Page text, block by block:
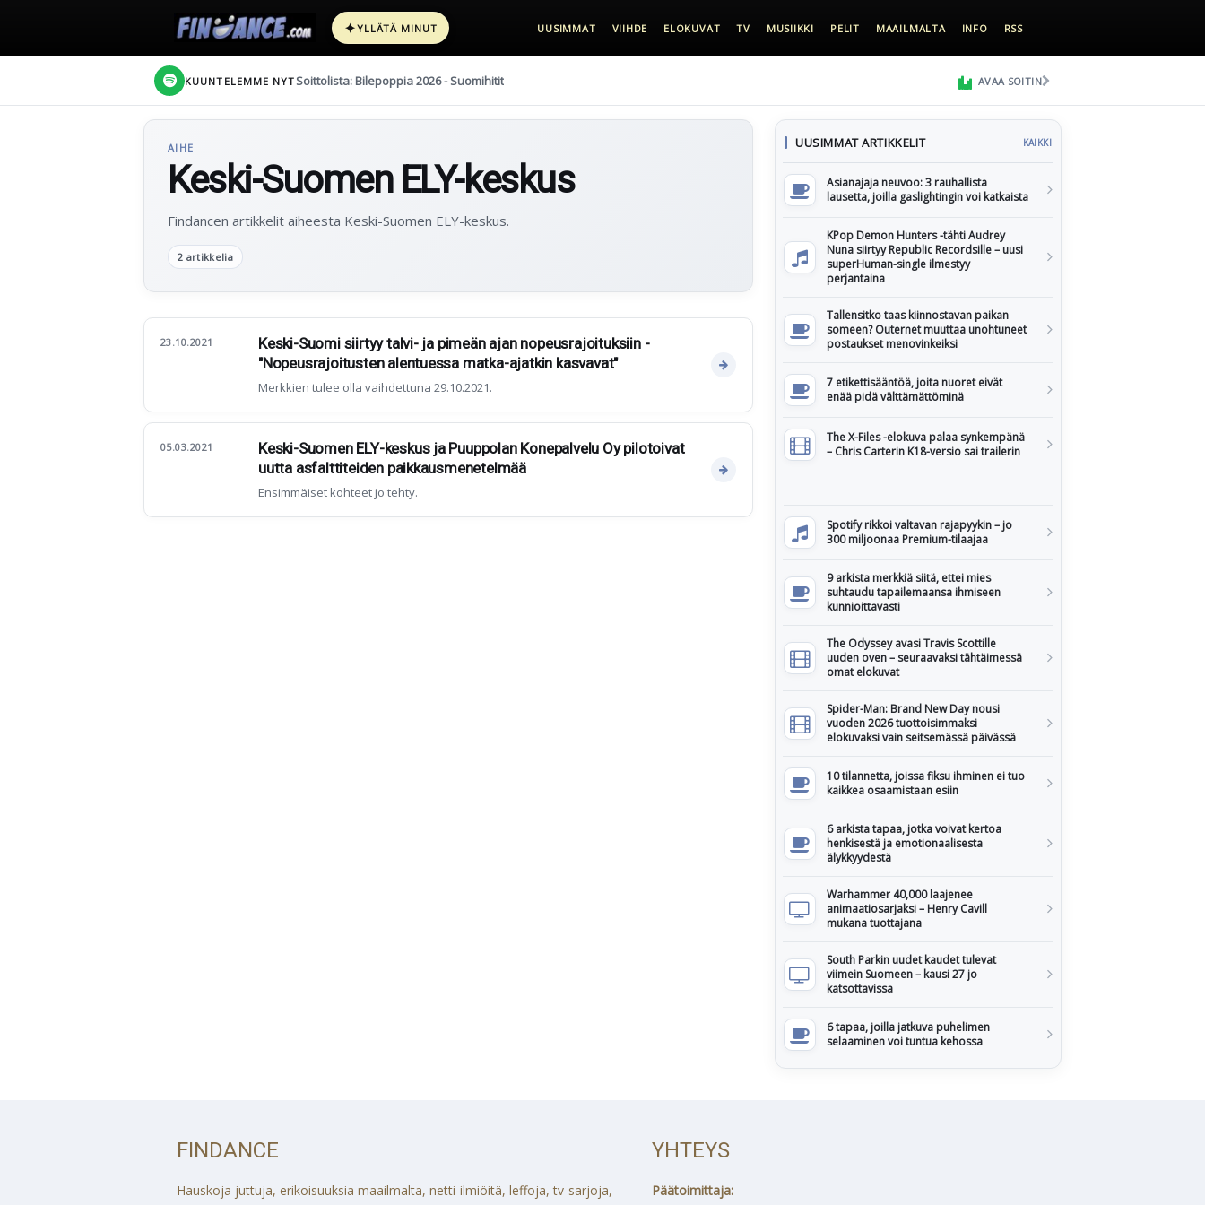
✦YLLÄTÄ MINUT UUSIMMAT VIIHDE ELOKUVAT TV MUSIIKKI PELIT MAAILMALTA INFO RSS
KUUNTELEMME NYT Soittolista: Bilepoppia 2026 - Suomihitit AVAA SOITIN
AIHE
Keski-Suomen ELY-keskus
Findancen artikkelit aiheesta Keski-Suomen ELY-keskus.
2 artikkelia
23.10.2021
Keski-Suomi siirtyy talvi- ja pimeän ajan nopeusrajoituksiin -
"Nopeusrajoitusten alentuessa matka-ajatkin kasvavat"
Merkkien tulee olla vaihdettuna 29.10.2021.
05.03.2021
Keski-Suomen ELY-keskus ja Puuppolan Konepalvelu Oy pilotoivat
uutta asfalttiteiden paikkausmenetelmää
Ensimmäiset kohteet jo tehty.
UUSIMMAT ARTIKKELIT KAIKKI
Asianajaja neuvoo: 3 rauhallista
lausetta, joilla gaslightingin voi katkaista
KPop Demon Hunters -tähti Audrey
Nuna siirtyy Republic Recordsille – uusi
superHuman-single ilmestyy
perjantaina
Tallensitko taas kiinnostavan paikan
someen? Outernet muuttaa unohtuneet
postaukset menovinkeiksi
7 etikettisääntöä, joita nuoret eivät
enää pidä välttämättöminä
The X-Files -elokuva palaa synkempänä
– Chris Carterin K18-versio sai trailerin
Spotify rikkoi valtavan rajapyykin – jo
300 miljoonaa Premium-tilaajaa
9 arkista merkkiä siitä, ettei mies
suhtaudu tapailemaansa ihmiseen
kunnioittavasti
The Odyssey avasi Travis Scottille
uuden oven – seuraavaksi tähtäimessä
omat elokuvat
Spider-Man: Brand New Day nousi
vuoden 2026 tuottoisimmaksi
elokuvaksi vain seitsemässä päivässä
10 tilannetta, joissa fiksu ihminen ei tuo
kaikkea osaamistaan esiin
6 arkista tapaa, jotka voivat kertoa
henkisestä ja emotionaalisesta
älykkyydestä
Warhammer 40,000 laajenee
animaatiosarjaksi – Henry Cavill
mukana tuottajana
South Parkin uudet kaudet tulevat
viimein Suomeen – kausi 27 jo
katsottavissa
6 tapaa, joilla jatkuva puhelimen
selaaminen voi tuntua kehossa
FINDANCE
Hauskoja juttuja, erikoisuuksia maailmalta, netti-ilmiöitä, leffoja, tv-sarjoja,
YHTEYS
Päätoimittaja: